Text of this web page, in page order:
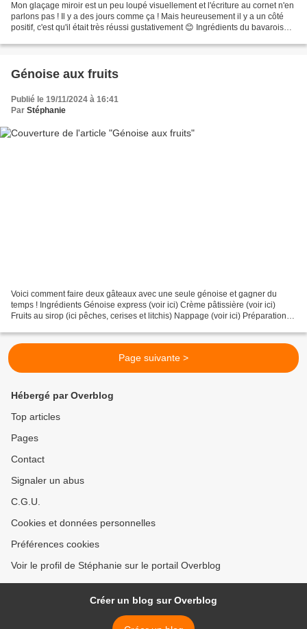
Mon glaçage miroir est un peu loupé visuellement et l'écriture au cornet n'en
parlons pas ! Il y a des jours comme ça ! Mais heureusement il y a un côté
positif, c'est qu'il était très réussi gustativement 😊 Ingrédients du bavarois
Génoise aux fruits
Publié le 19/11/2024 à 16:41
Par Stéphanie
Voici comment faire deux gâteaux avec une seule génoise et gagner du
temps ! Ingrédients Génoise express (voir ici) Crème pâtissière (voir ici)
Fruits au sirop (ici pêches, cerises et litchis) Nappage (voir ici) Préparation
Page suivante >
Hébergé par Overblog
Top articles
Pages
Contact
Signaler un abus
C.G.U.
Cookies et données personnelles
Préférences cookies
Voir le profil de Stéphanie sur le portail Overblog
Créer un blog sur Overblog